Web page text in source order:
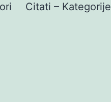
Citati – Kategorije